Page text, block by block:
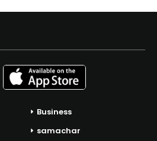
Business
samachar